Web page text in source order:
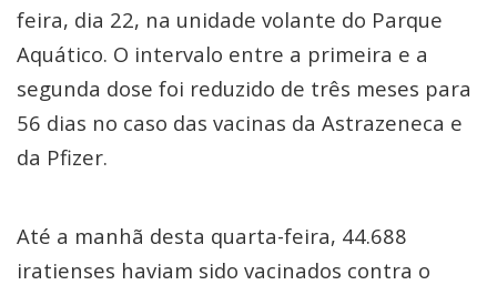
feira, dia 22, na unidade volante do Parque
Aquático. O intervalo entre a primeira e a
segunda dose foi reduzido de três meses para
56 dias no caso das vacinas da Astrazeneca e
da Pfizer.
Até a manhã desta quarta-feira, 44.688
iratienses haviam sido vacinados contra o